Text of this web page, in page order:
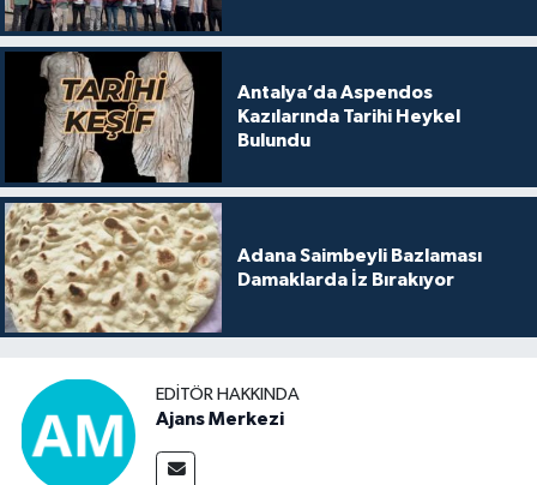
Antalya’da Aspendos
Kazılarında Tarihi Heykel
Bulundu
Adana Saimbeyli Bazlaması
Damaklarda İz Bırakıyor
EDITÖR HAKKINDA
Ajans Merkezi